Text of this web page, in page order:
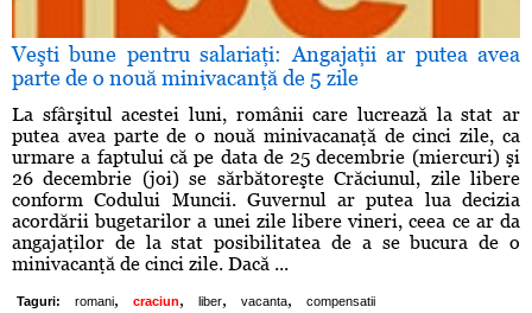
Veşti bune pentru salariaţi: Angajaţii ar putea avea
parte de o nouă minivacanţă de 5 zile
La sfârşitul acestei luni, românii care lucrează la stat ar
putea avea parte de o nouă minivacanaţă de cinci zile, ca
urmare a faptului că pe data de 25 decembrie (miercuri) şi
26 decembrie (joi) se sărbătoreşte Crăciunul, zile libere
conform Codului Muncii. Guvernul ar putea lua decizia
acordării bugetarilor a unei zile libere vineri, ceea ce ar da
angajaţilor de la stat posibilitatea de a se bucura de o
minivacanţă de cinci zile. Dacă ...
Taguri: romani, craciun, liber, vacanta, compensatii